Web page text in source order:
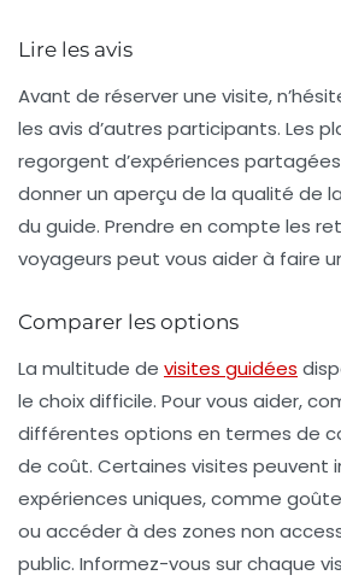
Lire les avis
Avant de réserver une visite,
les avis d’autres participants. Les
regorgent d’expériences
donner un aperçu de la qualité de
du guide. Prendre en compte les
voyageurs peut vous aider à faire
Comparer les options
La multitude de visites guidées
le choix difficile. Pour vous aider,
différentes options en termes de
de coût. Certaines visites peuvent
expériences uniques, comme
ou accéder à des zones non
public. Informez-vous sur chaque